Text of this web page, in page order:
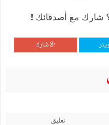
شارك مع أصدقائك !
شارك
تعليق